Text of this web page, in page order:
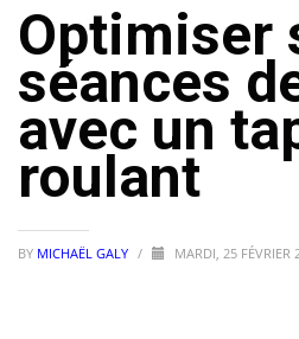
Optimiser
séances
avec un
roulant
BY MICHAËL GALY / MARDI, 25 FÉVRIER